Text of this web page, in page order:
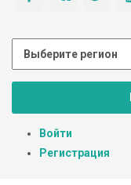
Войти
Регистрация